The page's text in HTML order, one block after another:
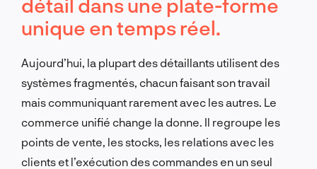
unique en temps réel.
Aujourd’hui, la plupart des détaillants utilisent des
systèmes fragmentés, chacun faisant son travail
mais communiquant rarement avec les autres. Le
commerce unifié change la donne. Il regroupe les
points de vente, les stocks, les relations avec les
clients et l’exécution des commandes en un seul